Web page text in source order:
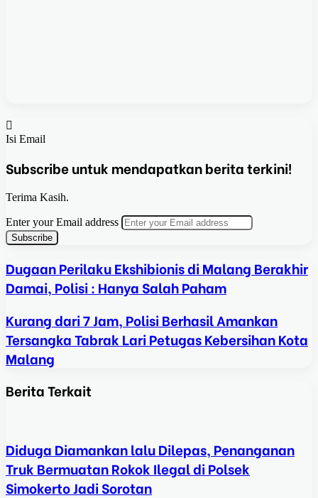
Isi Email
Subscribe untuk mendapatkan berita terkini!
Terima Kasih.
Enter your Email address
Dugaan Perilaku Ekshibionis di Malang Berakhir
Damai, Polisi : Hanya Salah Paham
Kurang dari 7 Jam, Polisi Berhasil Amankan
Tersangka Tabrak Lari Petugas Kebersihan Kota
Malang
Berita Terkait
Diduga Diamankan lalu Dilepas, Penanganan
Truk Bermuatan Rokok Ilegal di Polsek
Simokerto Jadi Sorotan